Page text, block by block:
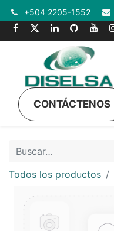
+504 2205-1552
CONTÁCTENOS
Todos los productos